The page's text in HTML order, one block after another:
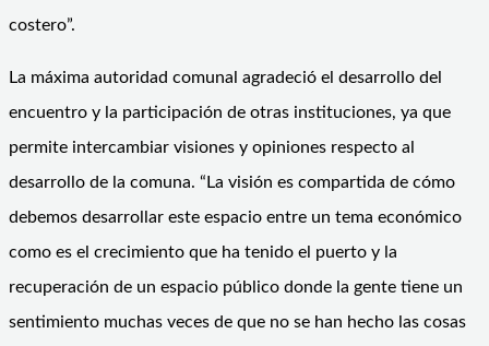
costero”.
La máxima autoridad comunal agradeció el desarrollo del
encuentro y la participación de otras instituciones, ya que
permite intercambiar visiones y opiniones respecto al
desarrollo de la comuna. “La visión es compartida de cómo
debemos desarrollar este espacio entre un tema económico
como es el crecimiento que ha tenido el puerto y la
recuperación de un espacio público donde la gente tiene un
sentimiento muchas veces de que no se han hecho las cosas